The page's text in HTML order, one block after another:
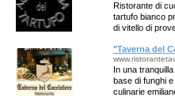
Ristorante di
tartufo bianco
di vitello di
"Taverna del
In una
base di funghi
culinarie